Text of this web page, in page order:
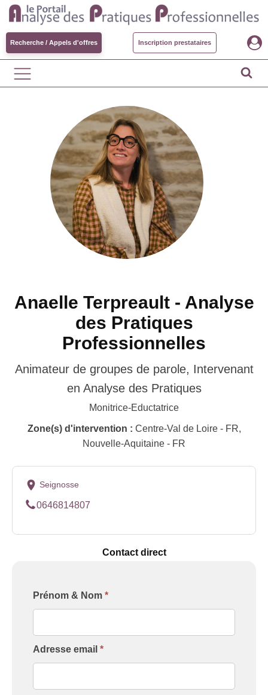
Recherche / Appels d'offres Inscription prestataires
Anaelle Terpreault - Analyse
des Pratiques
Professionnelles
Animateur de groupes de parole, Intervenant
en Analyse des Pratiques
Monitrice-Eductatrice
Zone(s) d'intervention : Centre-Val de Loire - FR,
Nouvelle-Aquitaine - FR
Seignosse
0646814807
Contact direct
Formulaire
[Contact
Prénom & Nom *
Adresse email *